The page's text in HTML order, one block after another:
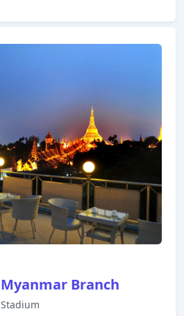
24 jam, resepsionis 24
dari berbagai fasilitas yang
dengan segala
AC, penghangat ruangan.
berkeliling seharian
Anda atau manfaatkan
termasuk pusat
renang luar ruangan,
fasilitas yang istimewa
yang Yangon tawarkan,
utama Anda untuk
Hotel.
Branch